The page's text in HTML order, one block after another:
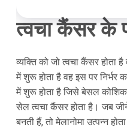
त्वचा कैंसर के
व्यक्ति को जो त्वचा कैंसर होता
में शुरू होता है वह इस पर
में शुरू होता है जिसे बेसल
सेल त्वचा कैंसर होता है। जब
बनती हैं, तो मेलानोमा उत्पन्न